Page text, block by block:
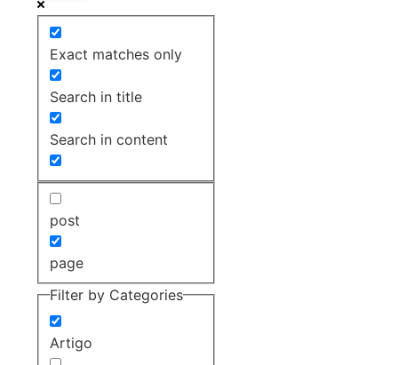
Exact matches only
Search in title
Search in content
post
page
Filter by Categories
Artigo